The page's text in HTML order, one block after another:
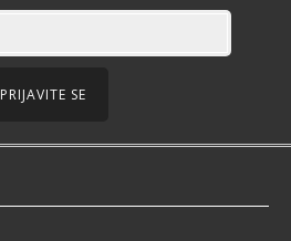
PRIJAVITE SE